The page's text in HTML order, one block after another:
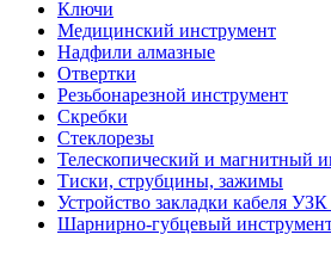
Ключи
Медицинский инструмент
Надфили алмазные
Отвертки
Резьбонарезной инструмент
Скребки
Стеклорезы
Телескопический и магнитный
Тиски, струбцины, зажимы
Устройство закладки кабеля
Шарнирно-губцевый